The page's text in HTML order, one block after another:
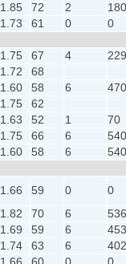
1.85 72 2 180
1.73 61 0
0
1.75 67 4 229
1.72
68
1.60 58 6 470
1.75
62
1.63 52 1 70
1.75 66 6 540
1.60 58 6 540
1.66 59 0
0
1.82 70 6 536
1.69 59 6 453
1.74 63 6 402